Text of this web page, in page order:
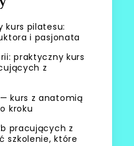
kurs pilatesu:
i pasjonata
praktyczny kurs
z
kurs z anatomią
kroku
pracujących z
szkolenie, które